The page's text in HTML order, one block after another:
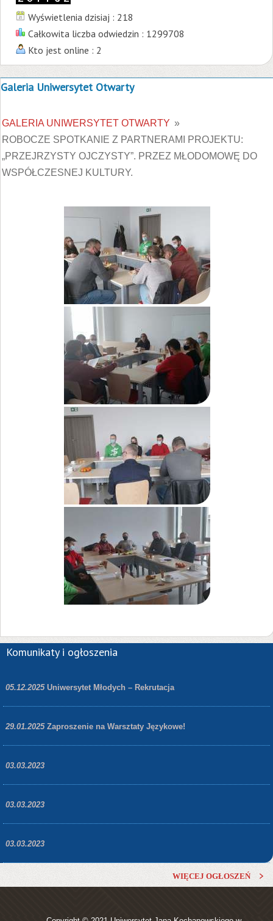
Wyświetlenia dzisiaj : 218
Całkowita liczba odwiedzin : 1299708
Kto jest online : 2
Galeria Uniwersytet Otwarty
GALERIA UNIWERSYTET OTWARTY »
ROBOCZE SPOTKANIE Z PARTNERAMI PROJEKTU:
„PRZEJRZYSTY OJCZYSTY”. PRZEZ MŁODOMOWĘ DO
WSPÓŁCZESNEJ KULTURY.
Komunikaty i ogłoszenia
05.12.2025 Uniwersytet Młodych – Rekrutacja
29.01.2025 Zaproszenie na Warsztaty Językowe!
03.03.2023
03.03.2023
03.03.2023
WIĘCEJ OGŁOSZEŃ